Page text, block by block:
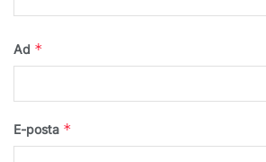
Ad *
E-posta *